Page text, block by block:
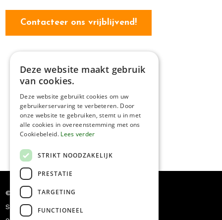
Contacteer ons vrijblijvend!
© Dakwerken Pauwels
Siriusstraat 5
Deze website maakt gebruik
van cookies.
Deze website gebruikt cookies om uw
gebruikerservaring te verbeteren. Door
onze website te gebruiken, stemt u in met
alle cookies in overeenstemming met ons
Cookiebeleid. Lees verder
STRIKT NOODZAKELIJK
PRESTATIE
TARGETING
FUNCTIONEEL